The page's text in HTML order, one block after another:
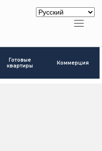
Готовые
квартиры
Коммерция